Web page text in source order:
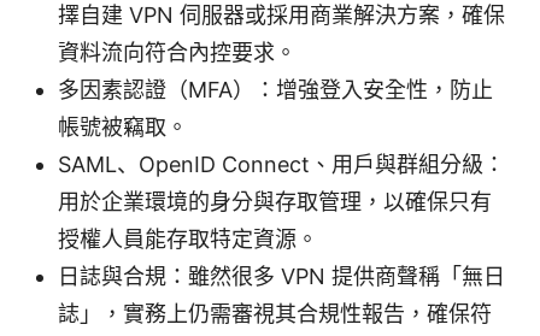
擇自建 VPN 伺服器或採用商業解決方案，確保
資料流向符合內控要求。
多因素認證（MFA）：增強登入安全性，防止
帳號被竊取。
SAML、OpenID Connect、用戶與群組分級：
用於企業環境的身分與存取管理，以確保只有
授權人員能存取特定資源。
日誌與合規：雖然很多 VPN 提供商聲稱「無日
誌」，實務上仍需審視其合規性報告，確保符